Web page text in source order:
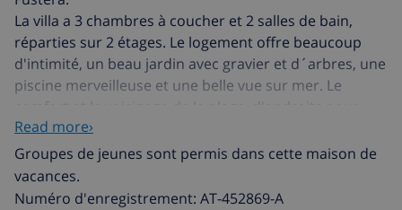
La villa a 3 chambres à coucher et 2 salles de bain,
réparties sur 2 étages. Le logement offre beaucoup
d'intimité, un beau jardin avec gravier et d´arbres, une
piscine merveilleuse et une belle vue sur mer. Le
comfort et le voisinage de la plage, d'endroits pour
faire du shopping, d'activités sportives, de lieux de
divertissement et d'endroits pour sortir rendent cette
villa un logement idéal pour passer l'été ou les
vacances en Espagne.
Read more›
Groupes de jeunes sont permis dans cette maison de
vacances.
Numéro d'enregistrement: AT-452869-A